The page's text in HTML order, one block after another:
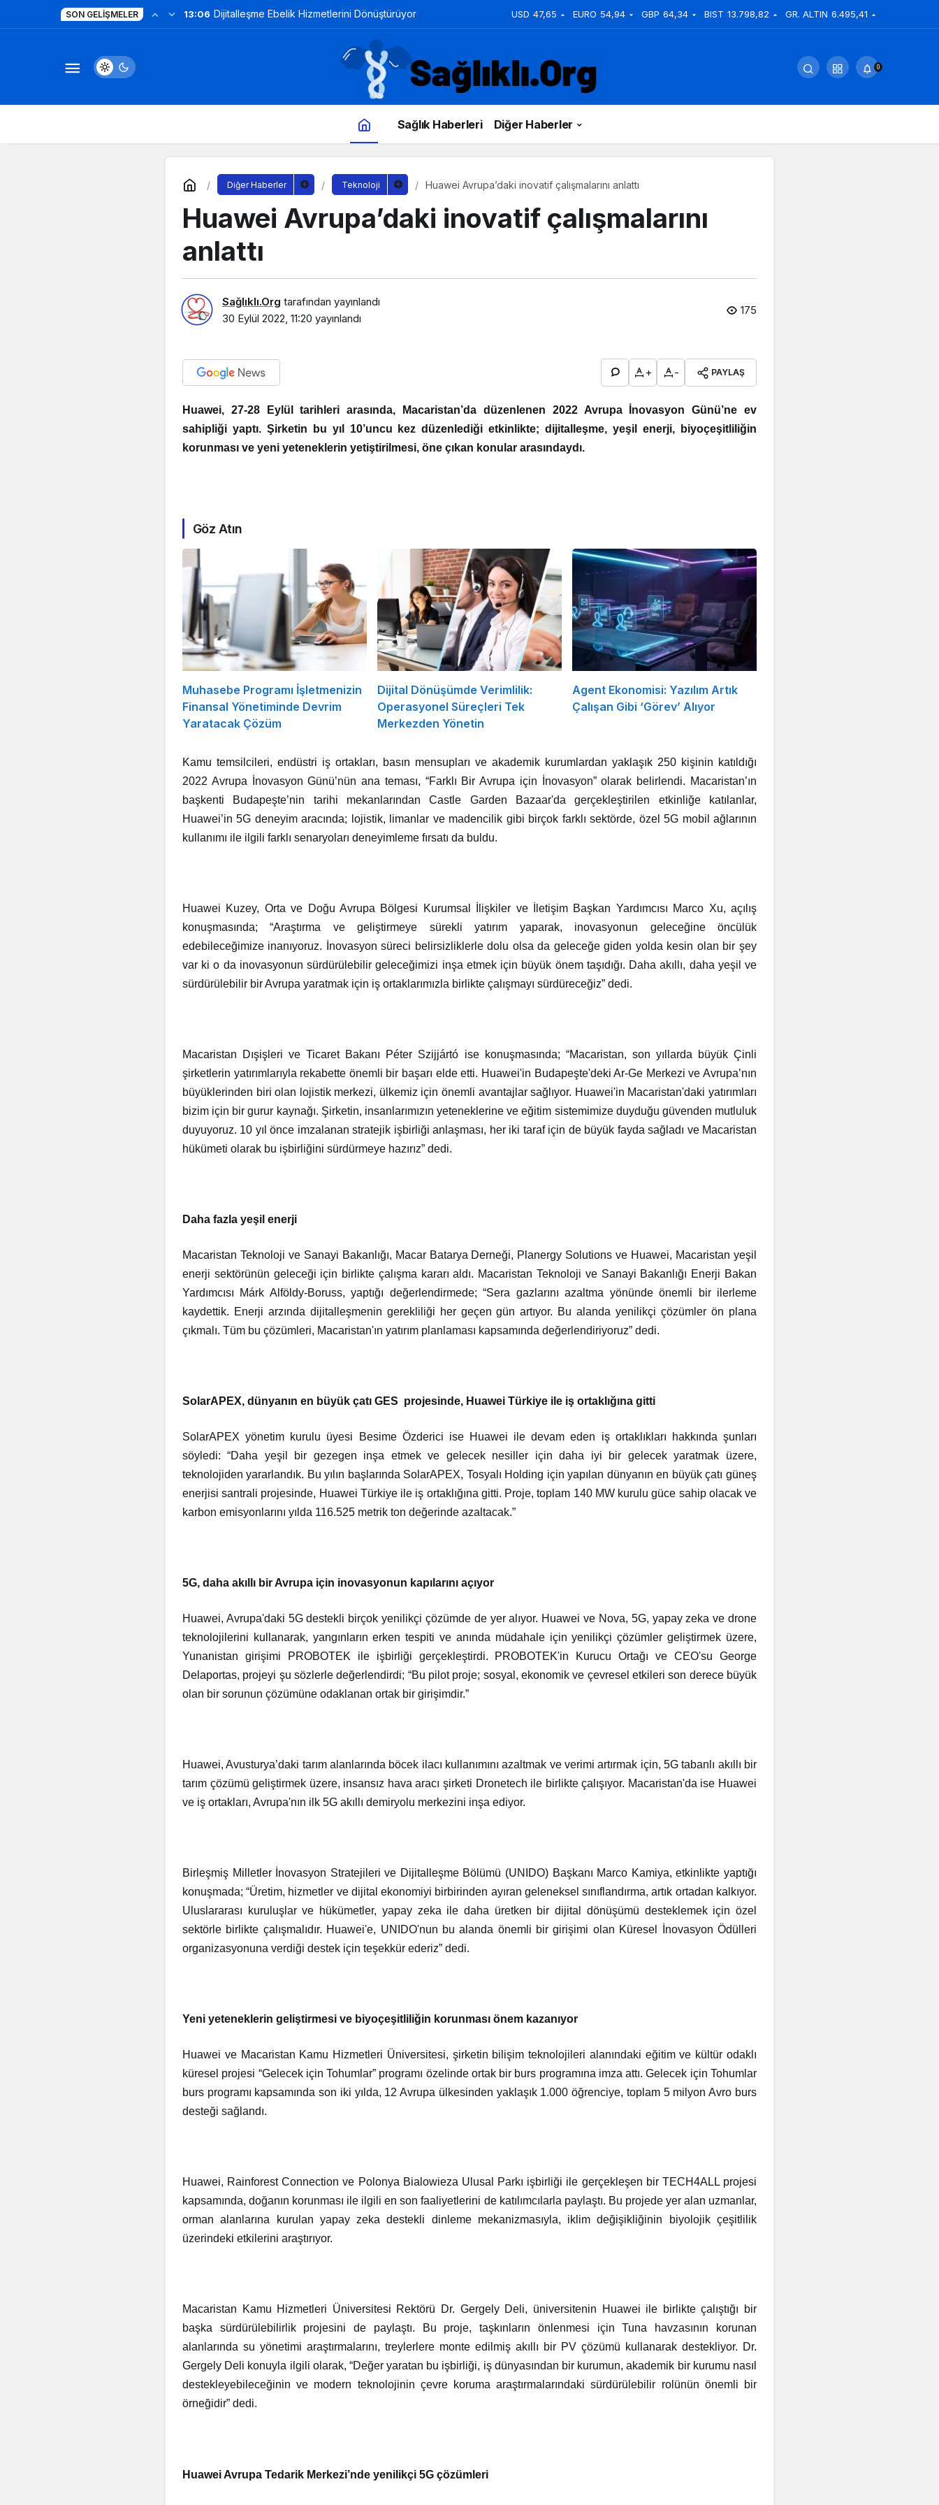
SON GELIŞMELER 13:06 Dijitalleşme Ebelik Hizmetlerini Dönüştürüyor USD 47,65 EURO 54,94 GBP 64,34 BIST 13.798,82 GR. ALTIN 6.495,41
0
Sağlık Haberleri Diğer Haberler
Diğer Haberler Teknoloji Huawei Avrupa’daki inovatif çalışmalarını anlattı
Huawei Avrupa’daki inovatif çalışmalarını
anlattı
Sağlıklı.Org tarafından yayınlandı
30 Eylül 2022, 11:20 yayınlandı
175
+ - PAYLAŞ
Huawei, 27-28 Eylül tarihleri arasında, Macaristan’da düzenlenen 2022 Avrupa İnovasyon Günü’ne ev
sahipliği yaptı. Şirketin bu yıl 10’uncu kez düzenlediği etkinlikte; dijitalleşme, yeşil enerji, biyoçeşitliliğin
korunması ve yeni yeteneklerin yetiştirilmesi, öne çıkan konular arasındaydı.
Göz Atın
Muhasebe Programı İşletmenizin
Finansal Yönetiminde Devrim
Yaratacak Çözüm
Dijital Dönüşümde Verimlilik:
Operasyonel Süreçleri Tek
Merkezden Yönetin
Agent Ekonomisi: Yazılım Artık
Çalışan Gibi ‘Görev’ Alıyor
Kamu temsilcileri, endüstri iş ortakları, basın mensupları ve akademik kurumlardan yaklaşık 250 kişinin katıldığı
2022 Avrupa İnovasyon Günü’nün ana teması, “Farklı Bir Avrupa için İnovasyon” olarak belirlendi. Macaristan’ın
başkenti Budapeşte’nin tarihi mekanlarından Castle Garden Bazaar'da gerçekleştirilen etkinliğe katılanlar,
Huawei’in 5G deneyim aracında; lojistik, limanlar ve madencilik gibi birçok farklı sektörde, özel 5G mobil ağlarının
kullanımı ile ilgili farklı senaryoları deneyimleme fırsatı da buldu.
Huawei Kuzey, Orta ve Doğu Avrupa Bölgesi Kurumsal İlişkiler ve İletişim Başkan Yardımcısı Marco Xu, açılış
konuşmasında; “Araştırma ve geliştirmeye sürekli yatırım yaparak, inovasyonun geleceğine öncülük
edebileceğimize inanıyoruz. İnovasyon süreci belirsizliklerle dolu olsa da geleceğe giden yolda kesin olan bir şey
var ki o da inovasyonun sürdürülebilir geleceğimizi inşa etmek için büyük önem taşıdığı. Daha akıllı, daha yeşil ve
sürdürülebilir bir Avrupa yaratmak için iş ortaklarımızla birlikte çalışmayı sürdüreceğiz” dedi.
Macaristan Dışişleri ve Ticaret Bakanı Péter Szijjártó ise konuşmasında; “Macaristan, son yıllarda büyük Çinli
şirketlerin yatırımlarıyla rekabette önemli bir başarı elde etti. Huawei'in Budapeşte'deki Ar-Ge Merkezi ve Avrupa’nın
büyüklerinden biri olan lojistik merkezi, ülkemiz için önemli avantajlar sağlıyor. Huawei'in Macaristan'daki yatırımları
bizim için bir gurur kaynağı. Şirketin, insanlarımızın yeteneklerine ve eğitim sistemimize duyduğu güvenden mutluluk
duyuyoruz. 10 yıl önce imzalanan stratejik işbirliği anlaşması, her iki taraf için de büyük fayda sağladı ve Macaristan
hükümeti olarak bu işbirliğini sürdürmeye hazırız” dedi.
Daha fazla yeşil enerji
Macaristan Teknoloji ve Sanayi Bakanlığı, Macar Batarya Derneği, Planergy Solutions ve Huawei, Macaristan yeşil
enerji sektörünün geleceği için birlikte çalışma kararı aldı. Macaristan Teknoloji ve Sanayi Bakanlığı Enerji Bakan
Yardımcısı Márk Alföldy-Boruss, yaptığı değerlendirmede; “Sera gazlarını azaltma yönünde önemli bir ilerleme
kaydettik. Enerji arzında dijitalleşmenin gerekliliği her geçen gün artıyor. Bu alanda yenilikçi çözümler ön plana
çıkmalı. Tüm bu çözümleri, Macaristan'ın yatırım planlaması kapsamında değerlendiriyoruz” dedi.
SolarAPEX, dünyanın en büyük çatı GES projesinde, Huawei Türkiye ile iş ortaklığına gitti
SolarAPEX yönetim kurulu üyesi Besime Özderici ise Huawei ile devam eden iş ortaklıkları hakkında şunları
söyledi: “Daha yeşil bir gezegen inşa etmek ve gelecek nesiller için daha iyi bir gelecek yaratmak üzere,
teknolojiden yararlandık. Bu yılın başlarında SolarAPEX, Tosyalı Holding için yapılan dünyanın en büyük çatı güneş
enerjisi santrali projesinde, Huawei Türkiye ile iş ortaklığına gitti. Proje, toplam 140 MW kurulu güce sahip olacak ve
karbon emisyonlarını yılda 116.525 metrik ton değerinde azaltacak.”
5G, daha akıllı bir Avrupa için inovasyonun kapılarını açıyor
Huawei, Avrupa'daki 5G destekli birçok yenilikçi çözümde de yer alıyor. Huawei ve Nova, 5G, yapay zeka ve drone
teknolojilerini kullanarak, yangınların erken tespiti ve anında müdahale için yenilikçi çözümler geliştirmek üzere,
Yunanistan girişimi PROBOTEK ile işbirliği gerçekleştirdi. PROBOTEK'in Kurucu Ortağı ve CEO'su George
Delaportas, projeyi şu sözlerle değerlendirdi; “Bu pilot proje; sosyal, ekonomik ve çevresel etkileri son derece büyük
olan bir sorunun çözümüne odaklanan ortak bir girişimdir.”
Huawei, Avusturya’daki tarım alanlarında böcek ilacı kullanımını azaltmak ve verimi artırmak için, 5G tabanlı akıllı bir
tarım çözümü geliştirmek üzere, insansız hava aracı şirketi Dronetech ile birlikte çalışıyor. Macaristan'da ise Huawei
ve iş ortakları, Avrupa'nın ilk 5G akıllı demiryolu merkezini inşa ediyor.
Birleşmiş Milletler İnovasyon Stratejileri ve Dijitalleşme Bölümü (UNIDO) Başkanı Marco Kamiya, etkinlikte yaptığı
konuşmada; “Üretim, hizmetler ve dijital ekonomiyi birbirinden ayıran geleneksel sınıflandırma, artık ortadan kalkıyor.
Uluslararası kuruluşlar ve hükümetler, yapay zeka ile daha üretken bir dijital dönüşümü desteklemek için özel
sektörle birlikte çalışmalıdır. Huawei'e, UNIDO'nun bu alanda önemli bir girişimi olan Küresel İnovasyon Ödülleri
organizasyonuna verdiği destek için teşekkür ederiz” dedi.
Yeni yeteneklerin geliştirmesi ve biyoçeşitliliğin korunması önem kazanıyor
Huawei ve Macaristan Kamu Hizmetleri Üniversitesi, şirketin bilişim teknolojileri alanındaki eğitim ve kültür odaklı
küresel projesi “Gelecek için Tohumlar” programı özelinde ortak bir burs programına imza attı. Gelecek için Tohumlar
burs programı kapsamında son iki yılda, 12 Avrupa ülkesinden yaklaşık 1.000 öğrenciye, toplam 5 milyon Avro burs
desteği sağlandı.
Huawei, Rainforest Connection ve Polonya Bialowieza Ulusal Parkı işbirliği ile gerçekleşen bir TECH4ALL projesi
kapsamında, doğanın korunması ile ilgili en son faaliyetlerini de katılımcılarla paylaştı. Bu projede yer alan uzmanlar,
orman alanlarına kurulan yapay zeka destekli dinleme mekanizmasıyla, iklim değişikliğinin biyolojik çeşitlilik
üzerindeki etkilerini araştırıyor.
Macaristan Kamu Hizmetleri Üniversitesi Rektörü Dr. Gergely Deli, üniversitenin Huawei ile birlikte çalıştığı bir
başka sürdürülebilirlik projesini de paylaştı. Bu proje, taşkınların önlenmesi için Tuna havzasının korunan
alanlarında su yönetimi araştırmalarını, treylerlere monte edilmiş akıllı bir PV çözümü kullanarak destekliyor. Dr.
Gergely Deli konuyla ilgili olarak, “Değer yaratan bu işbirliği, iş dünyasından bir kurumun, akademik bir kurumu nasıl
destekleyebileceğinin ve modern teknolojinin çevre koruma araştırmalarındaki sürdürülebilir rolünün önemli bir
örneğidir” dedi.
Huawei Avrupa Tedarik Merkezi’nde yenilikçi 5G çözümleri